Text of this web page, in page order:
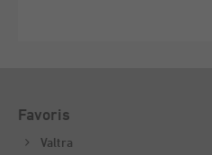
Favoris
Valtra